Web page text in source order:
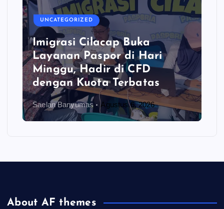
UNCATEGORIZED
Imigrasi Cilacap Buka
Layanan Paspor di Hari
Minggu, Hadir di CFD
dengan Kuota Terbatas
Saelan Banyumas Agustus 6, 2026
About AF themes